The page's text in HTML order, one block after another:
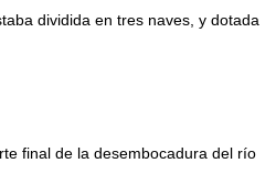
dividida en tres naves, y dotada
final de la desembocadura del río